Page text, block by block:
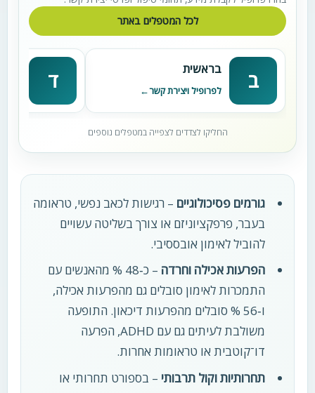
לכל המטפלים באתר
ב בראשית
לפרופיל ויצירת קשר ד
החליקו לצדדים לצפייה במטפלים נוספים
גורמים פסיכולוגיים – רגישות לכאב נפשי, טראומה
בעבר, פרפקציוניזם או צורך בשליטה עשויים
להוביל לאימון אובססיבי.
הפרעות אכילה וחרדה
– כ‑48 % מהאנשים עם
התמכרות לאימון סובלים גם מהפרעות אכילה,
ו‑56 % סובלים מהפרעות דיכאון. התופעה
משולבת לעיתים גם עם ADHD, הפרעה
דו־קוטבית או טראומות אחרות.
תחרותיות וקול תרבותי – בספורט תחרותי או